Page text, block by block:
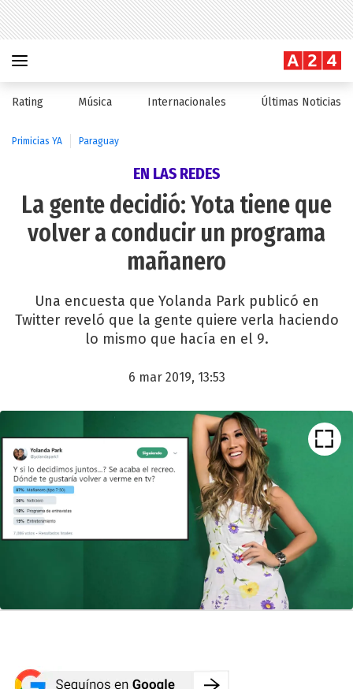
Rating Música Internacionales Últimas Noticias
Primicias YA Paraguay
EN LAS REDES
La gente decidió: Yota tiene que
volver a conducir un programa
mañanero
Una encuesta que Yolanda Park publicó en
Twitter reveló que la gente quiere verla haciendo
lo mismo que hacía en el 9.
6 mar 2019, 13:53